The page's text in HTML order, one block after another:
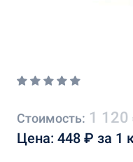
Стоимость: 1 120
Цена: 448 ₽ за 1